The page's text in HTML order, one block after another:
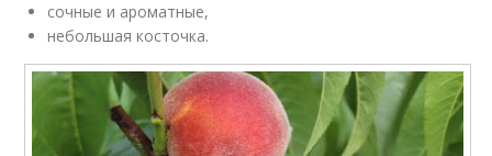
сочные и ароматные,
небольшая косточка.